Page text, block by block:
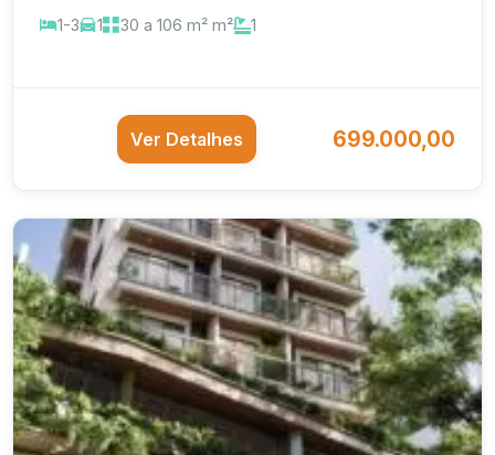
1-3
1 30 a 106 m² m² 1
Ver Detalhes 699.000,00